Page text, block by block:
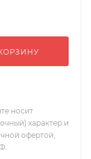
носит
характер и
офертой,